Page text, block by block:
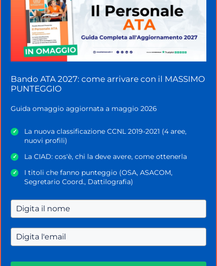
Formazione obbligatoria dei docenti.
La posizione del PD
“Il decreto n. 36/2022 deve essere cambiato”.
Nessun dubbio, al riguardo, neanche per il PD, al
modalità innovativa che porta i candidati
all’immissione in ruolo – hanno commentato – è
Bocciatura secca anche per la riduzione della carta
del docente.
arrivate anche da parte del senatore del Partito
DemocraticoFrancesco Verducci. “C’è stato detto
– hanno fatto sapere – che sulla formazione
permanente degli insegnanti sarà molto difficile
intervenire. Mentre ci saranno sicuramente
Bando ATA 2027: come arrivare con il MASSIMO
PUNTEGGIO
Guida omaggio aggiornata a maggio 2026
✓
La nuova classificazione CCNL 2019-2021 (4 aree,
nuovi profili)
✓ La CIAD: cos'è, chi la deve avere, come ottenerla
✓
I titoli che fanno punteggio (OSA, ASACOM,
Segretario Coord., Dattilografia)